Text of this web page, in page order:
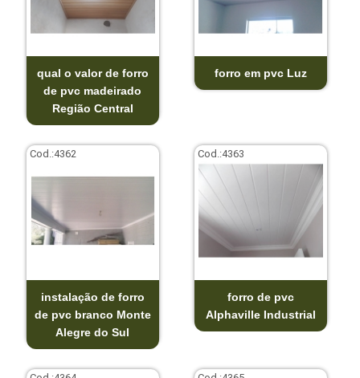
qual o valor de forro
de pvc madeirado
Região Central
forro em pvc Luz
Cod.:4362
instalação de forro
de pvc branco Monte
Alegre do Sul
Cod.:4363
forro de pvc
Alphaville Industrial